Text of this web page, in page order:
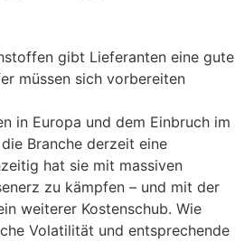
in Europa und dem Einbruch im
Branche derzeit eine
hat sie mit massiven
zu kämpfen – und mit der
weiterer Kostenschub. Wie
Volatilität und entsprechende